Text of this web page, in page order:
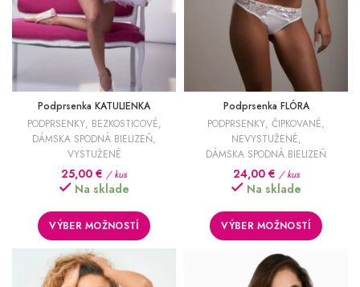
Podprsenka KATULIENKA
PODPRSENKY, BEZKOSTICOVÉ,
DÁMSKA SPODNÁ BIELIZEŇ,
VYSTUŽENÉ
25,00 € / kus
Na sklade
VÝBER MOŽNOSTÍ
Podprsenka FLÓRA
PODPRSENKY, ČIPKOVANÉ,
NEVYSTUŽENÉ,
DÁMSKA SPODNÁ BIELIZEŇ
24,00 € / kus
Na sklade
VÝBER MOŽNOSTÍ